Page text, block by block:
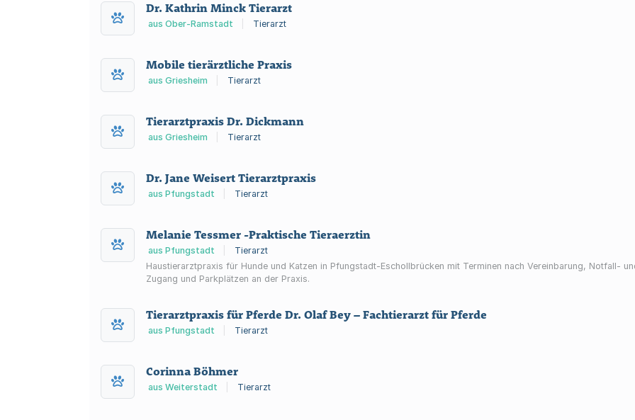
Dr. Kathrin Minck Tierarzt
aus Ober-Ramstadt Tierarzt
Mobile tierärztliche Praxis
aus Griesheim Tierarzt
Tierarztpraxis Dr. Dickmann
aus Griesheim Tierarzt
Dr. Jane Weisert Tierarztpraxis
aus Pfungstadt Tierarzt
Melanie Tessmer -Praktische Tieraerztin
aus Pfungstadt
Tierarzt
Haustierarztpraxis für Hunde und Katzen in Pfungstadt-Eschollbrücken mit Terminen nach Vereinbarung, Notfall-
Zugang und Parkplätzen an der Praxis.
Tierarztpraxis für Pferde Dr. Olaf Bey – Fachtierarzt für Pferde
aus Pfungstadt Tierarzt
Corinna Böhmer
aus Weiterstadt Tierarzt